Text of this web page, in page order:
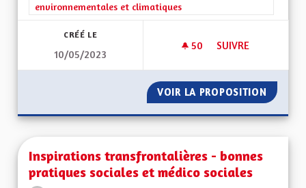
environnementales et climatiques
CRÉÉ LE
10/05/2023
50 50 ABONNÉS
SUIVRE
VOIR LA PROPOSITION
Inspirations transfrontalières - bonnes
pratiques sociales et médico sociales